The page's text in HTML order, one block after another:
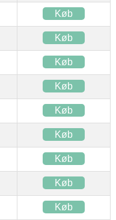
Køb
Køb
Køb
Køb
Køb
Køb
Køb
Køb
Køb